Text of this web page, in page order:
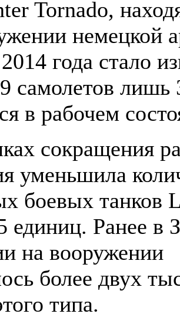
Tornado,
немецкой
года стало
самолетов лишь
в рабочем
сокращения
уменьшила
боевых танков
единиц. Ранее в
на вооружении
более двух
типа.